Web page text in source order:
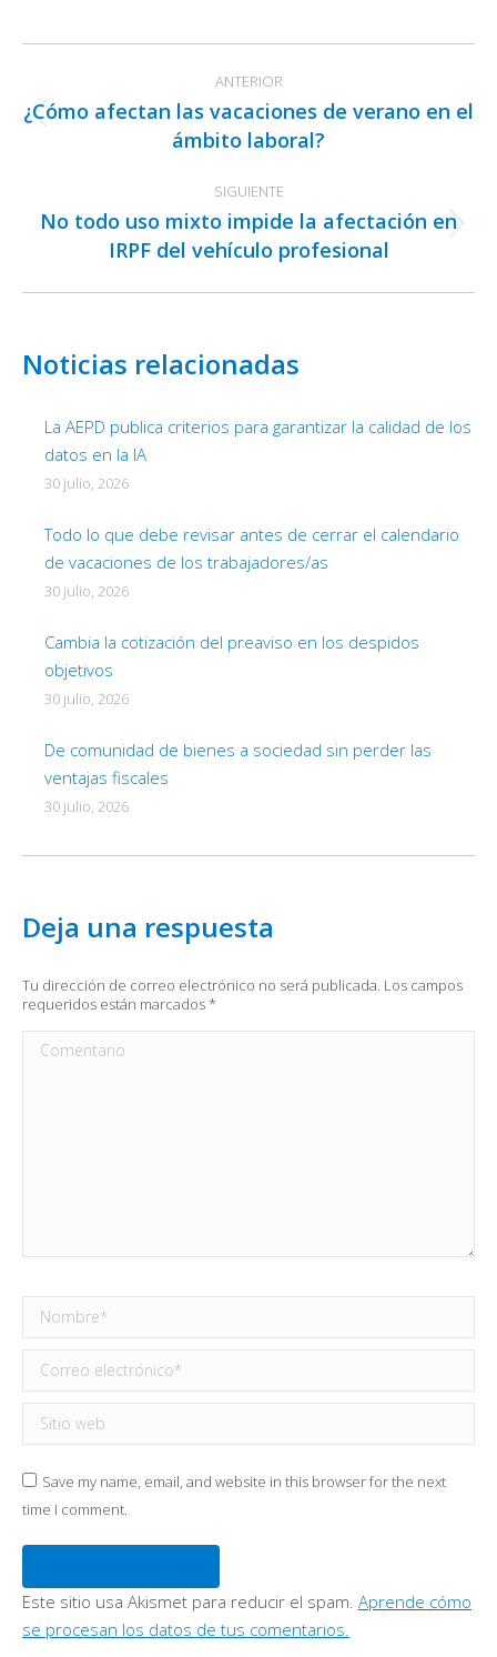
Facebook
X
LinkedIn
entre
publicaciones
ANTERIOR
Publicación
anterior:
¿Cómo afectan las vacaciones de verano en el
ámbito laboral?
SIGUIENTE
Publicación
siguiente:
No todo uso mixto impide la afectación en
IRPF del vehículo profesional
Noticias relacionadas
La AEPD publica criterios para garantizar la calidad de los
datos en la IA
30 julio, 2026
Todo lo que debe revisar antes de cerrar el calendario
de vacaciones de los trabajadores/as
30 julio, 2026
Cambia la cotización del preaviso en los despidos
objetivos
30 julio, 2026
De comunidad de bienes a sociedad sin perder las
ventajas fiscales
30 julio, 2026
Deja una respuesta
Tu dirección de correo electrónico no será publicada. Los campos
requeridos están marcados*
Comentario
Nombre *
Correo electrónico *
Sitio web
Save my name, email, and website in this browser for the next
time I comment.
Este sitio usa Akismet para reducir el spam. Aprende cómo
se procesan los datos de tus comentarios.